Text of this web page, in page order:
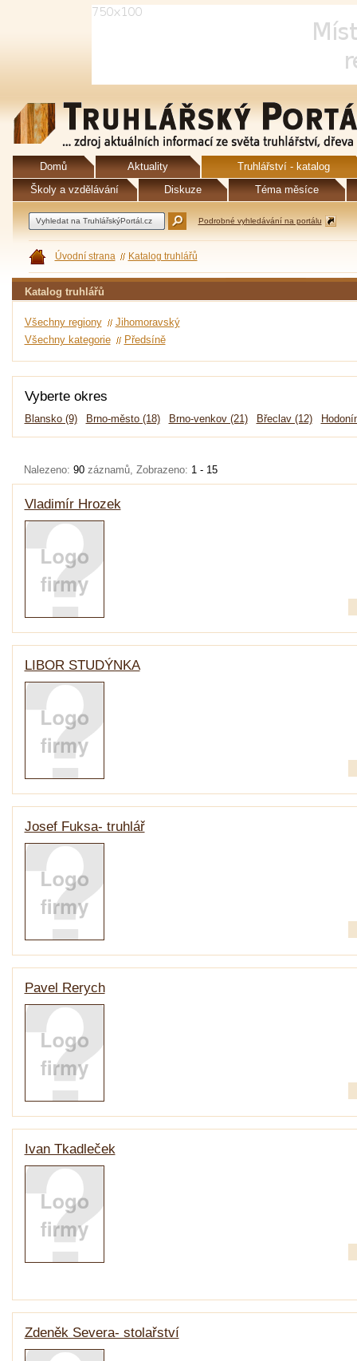
Domů Aktuality
Truhlářství - katalog
Školy a vzdělávání
Diskuze Téma měsíce
Podrobné vyhledávání na portálu
Úvodní strana Katalog truhlářů
Katalog truhlářů
Všechny regiony
Jihomoravský
Všechny kategorie
Předsíně
Vyberte okres
Blansko (9) Brno-město (18) Brno-venkov (21) Břeclav (12)
Nalezeno: 90 záznamů, Zobrazeno: 1 - 15
Vladimír Hrozek
LIBOR STUDÝNKA
Josef Fuksa- truhlář
Pavel Rerych
Ivan Tkadleček
Zdeněk Severa- stolařství